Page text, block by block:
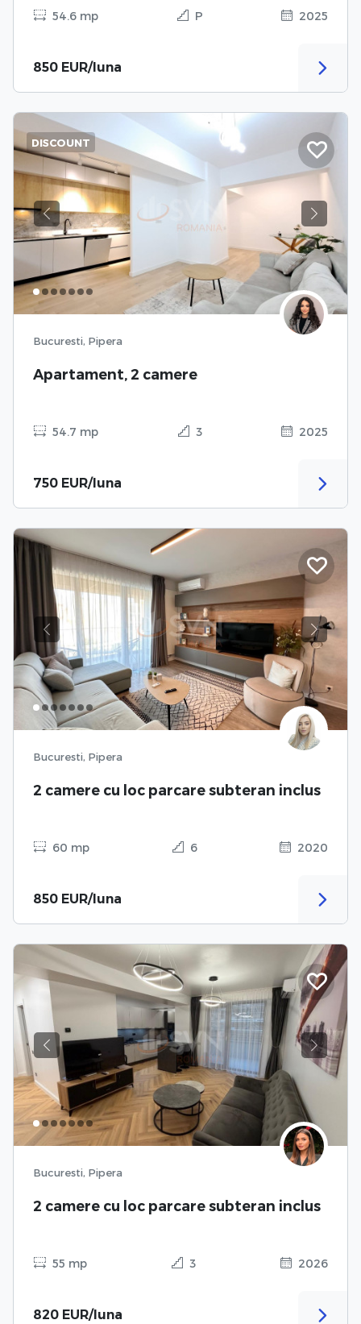
54.6 mp P 2025
850 EUR/luna
Previous Next
DISCOUNT
Bucuresti, Pipera
Apartament, 2 camere
54.7 mp 3 2025
750 EUR/luna
Previous Next
Bucuresti, Pipera
2 camere cu loc parcare subteran inclus
60 mp 6 2020
850 EUR/luna
Previous Next
Bucuresti, Pipera
2 camere cu loc parcare subteran inclus
55 mp 3 2026
820 EUR/luna